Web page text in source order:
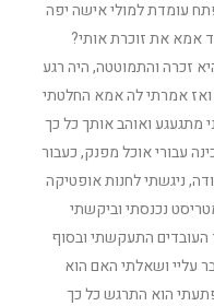
עומדת למולי אישה יפה
אמא את זוכרת אותי?
זכרה והתמוטטה, היה רגע
ואז אמרתי לה אמא החלטתי
מתגעגע ואוהב אותך כל כך
עבורי אוכל מפנק, כעבור
ניגשתי לחנות אופטיקה
נכנסתי וביקשתי
התעקשתי ובסוף
עליי ושאלתי האם הוא
הוא התרגש כל כך